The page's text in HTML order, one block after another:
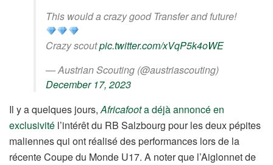
This would a crazy good Transfer and future!
Crazy scoutpic.twitter.com/xVqP5k4oWE
— Austrian Scouting (@austriascouting)
December 17, 2023
Il y a quelques jours,Africafoota déjà annoncé en
exclusivité l’intérêt du RB Salzbourg pour les deux pépites
maliennes qui ont réalisé des performances lors de la
récente Coupe du Monde U17. A noter que l’Aiglonnet de